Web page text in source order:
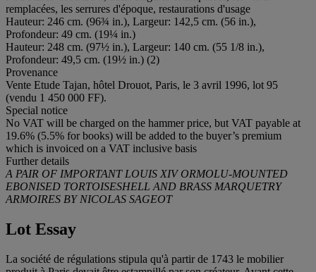
remplacées, les serrures d'époque, restaurations d'usage
Hauteur: 246 cm. (96¾ in.), Largeur: 142,5 cm. (56 in.),
Profondeur: 49 cm. (19¼ in.)
Hauteur: 248 cm. (97½ in.), Largeur: 140 cm. (55 1/8 in.),
Profondeur: 49,5 cm. (19½ in.) (2)
Provenance
Vente Etude Tajan, hôtel Drouot, Paris, le 3 avril 1996, lot 95
(vendu 1 450 000 FF).
Special notice
No VAT will be charged on the hammer price, but VAT payable at
19.6% (5.5% for books) will be added to the buyer’s premium
which is invoiced on a VAT inclusive basis
Further details
A PAIR OF IMPORTANT LOUIS XIV ORMOLU-MOUNTED
EBONISED TORTOISESHELL AND BRASS MARQUETRY
ARMOIRES BY NICOLAS SAGEOT
Lot Essay
La société de régulations stipula qu'à partir de 1743 le mobilier